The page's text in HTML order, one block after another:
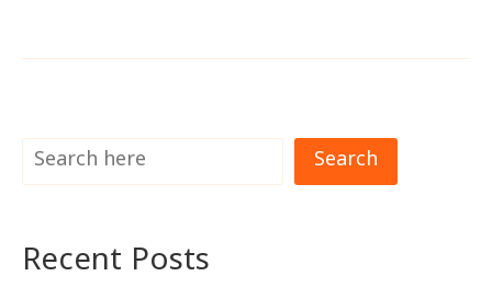
Search
Recent Posts